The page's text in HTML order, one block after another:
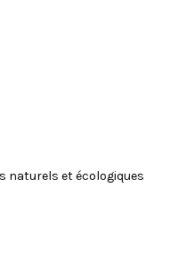
naturels et écologiques